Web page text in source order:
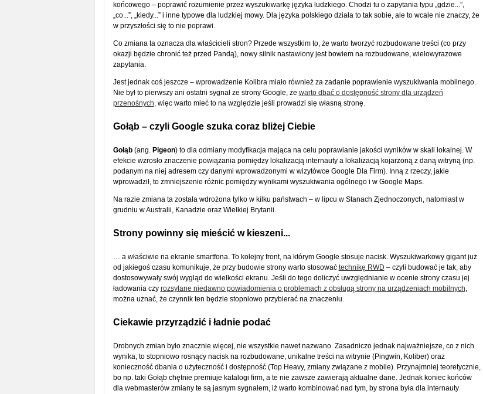
końcowego – poprawić rozumienie przez wyszukiwarkę języka ludzkiego. Chodzi tu o zapytania typu „gdzie...”,
„co...”, „kiedy...” i inne typowe dla ludzkiej mowy. Dla języka polskiego działa to tak sobie, ale to wcale nie znaczy, że
w przyszłości się to nie poprawi.
Co zmiana ta oznacza dla właścicieli stron? Przede wszystkim to, że warto tworzyć rozbudowane treści (co przy
okazji będzie chronić też przed Pandą), nowy silnik nastawiony jest bowiem na rozbudowane, wielowyrazowe
zapytania.
Jest jednak coś jeszcze – wprowadzenie Kolibra miało również za zadanie poprawienie wyszukiwania mobilnego.
Nie był to pierwszy ani ostatni sygnał ze strony Google, że warto dbać o dostępność strony dla urządzeń
przenośnych, więc warto mieć to na względzie jeśli prowadzi się własną stronę.
Gołąb – czyli Google szuka coraz bliżej Ciebie
Gołąb (ang. Pigeon) to dla odmiany modyfikacja mająca na celu poprawianie jakości wyników w skali lokalnej. W
efekcie wzrosło znaczenie powiązania pomiędzy lokalizacją internauty a lokalizacją kojarzoną z daną witryną (np.
podanym na niej adresem czy danymi wprowadzonymi w wizytówce Google Dla Firm). Inną z rzeczy, jakie
wprowadził, to zmniejszenie różnic pomiędzy wynikami wyszukiwania ogólnego i w Google Maps.
Na razie zmiana ta została wdrożona tylko w kilku państwach – w lipcu w Stanach Zjednoczonych, natomiast w
grudniu w Australii, Kanadzie oraz Wielkiej Brytanii.
Strony powinny się mieścić w kieszeni...
… a właściwie na ekranie smartfona. To kolejny front, na którym Google stosuje nacisk. Wyszukiwarkowy gigant już
od jakiegoś czasu komunikuje, że przy budowie strony warto stosować technikę RWD – czyli budować je tak, aby
dostosowywały swój wygląd do wielkości ekranu. Jeśli do tego doliczyć uwzględnianie w ocenie strony czasu jej
ładowania czy rozsyłane niedawno powiadomienia o problemach z obsługą strony na urządzeniach mobilnych,
można uznać, że czynnik ten będzie stopniowo przybierać na znaczeniu.
Ciekawie przyrządzić i ładnie podać
Drobnych zmian było znacznie więcej, nie wszystkie nawet nazwano. Zasadniczo jednak najważniejsze, co z nich
wynika, to stopniowo rosnący nacisk na rozbudowane, unikalne treści na witrynie (Pingwin, Koliber) oraz
konieczność dbania o użyteczność i dostępność (Top Heavy, zmiany związane z mobile). Przynajmniej teoretycznie,
bo np. taki Gołąb chętnie premiuje katalogi firm, a te nie zawsze zawierają aktualne dane. Jednak koniec końców
dla webmasterów zmiany te są jasnym sygnałem, iż warto kombinować nad tym, by strona była dla internauty